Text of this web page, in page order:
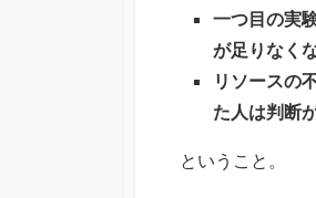
一つ目の実
が足りなく
リソースの
た人は判断
ということ。